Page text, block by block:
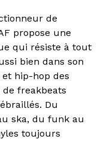
de
propose une
qui résiste à tout
bien dans son
hip-hop des
de freakbeats
Du
ska, du funk au
toujours